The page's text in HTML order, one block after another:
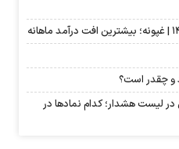
فرابورسی در لیست هشدار؛ کدام نماد‌ها در